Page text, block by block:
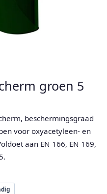
groen 5
beschermingsgraad
voor oxyacetyleen- en
aan EN 166, EN 169,